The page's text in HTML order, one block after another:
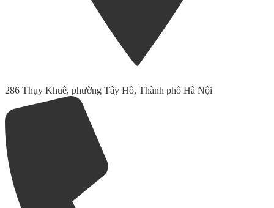
286 Thụy Khuê, phường Tây Hồ, Thành phố Hà Nội